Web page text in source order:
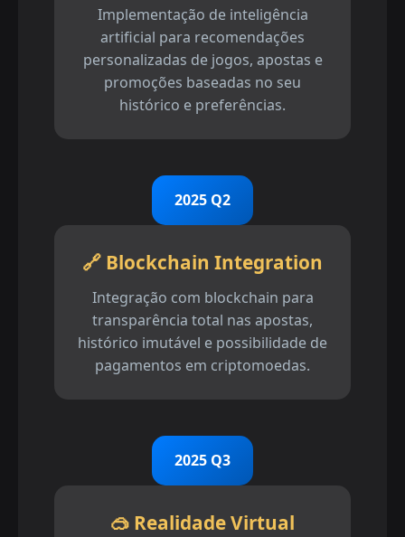
Implementação de inteligência
artificial para recomendações
personalizadas de jogos, apostas e
promoções baseadas no seu
histórico e preferências.
2025 Q2
🔗 Blockchain Integration
Integração com blockchain para
transparência total nas apostas,
histórico imutável e possibilidade de
pagamentos em criptomoedas.
2025 Q3
🥽 Realidade Virtual